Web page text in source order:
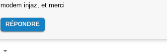
modem injaz, et merci
RÉPONDRE